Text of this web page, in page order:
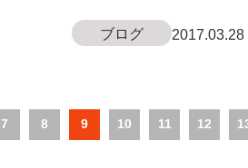
ブログ 2017.03.28
7 8 9 10 11 12